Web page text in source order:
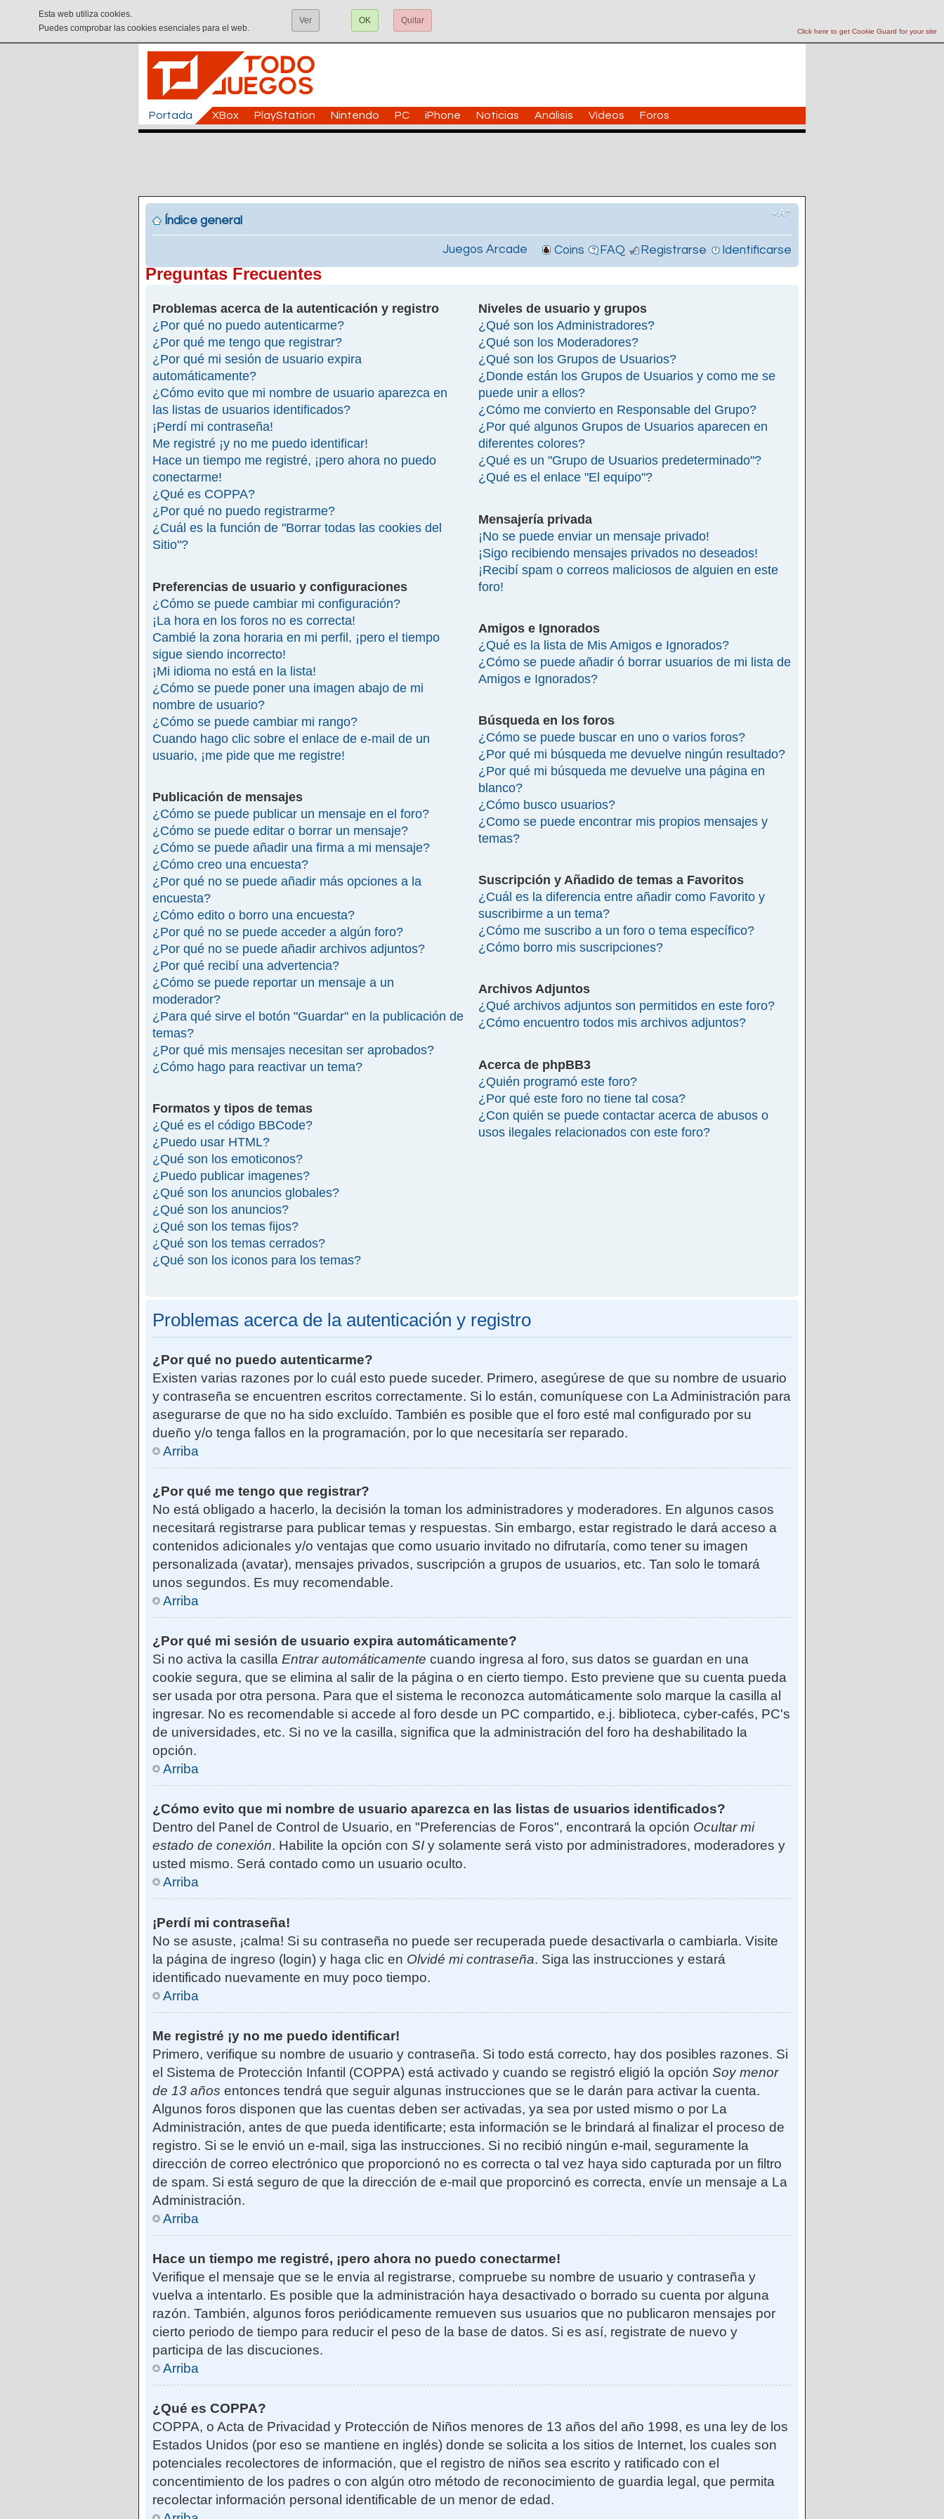
Click here to get Cookie Guard for your site
Esta web utiliza cookies.
Puedes comprobar las cookies esenciales para el web.
Ver OK Quitar
Portada XBox PlayStation Nintendo PC iPhone Noticias Análisis Vídeos Foros
Índice general
Juegos Arcade Coins FAQ Registrarse Identificarse
Preguntas Frecuentes
Problemas acerca de la autenticación y registro
¿Por qué no puedo autenticarme?
¿Por qué me tengo que registrar?
¿Por qué mi sesión de usuario expira
automáticamente?
¿Cómo evito que mi nombre de usuario aparezca en
las listas de usuarios identificados?
¡Perdí mi contraseña!
Me registré ¡y no me puedo identificar!
Hace un tiempo me registré, ¡pero ahora no puedo
conectarme!
¿Qué es COPPA?
¿Por qué no puedo registrarme?
¿Cuál es la función de "Borrar todas las cookies del
Sitio"?
Preferencias de usuario y configuraciones
¿Cómo se puede cambiar mi configuración?
¡La hora en los foros no es correcta!
Cambié la zona horaria en mi perfil, ¡pero el tiempo
sigue siendo incorrecto!
¡Mi idioma no está en la lista!
¿Cómo se puede poner una imagen abajo de mi
nombre de usuario?
¿Cómo se puede cambiar mi rango?
Cuando hago clic sobre el enlace de e-mail de un
usuario, ¡me pide que me registre!
Publicación de mensajes
¿Cómo se puede publicar un mensaje en el foro?
¿Cómo se puede editar o borrar un mensaje?
¿Cómo se puede añadir una firma a mi mensaje?
¿Cómo creo una encuesta?
¿Por qué no se puede añadir más opciones a la
encuesta?
¿Cómo edito o borro una encuesta?
¿Por qué no se puede acceder a algún foro?
¿Por qué no se puede añadir archivos adjuntos?
¿Por qué recibí una advertencia?
¿Cómo se puede reportar un mensaje a un
moderador?
¿Para qué sirve el botón "Guardar" en la publicación de
temas?
¿Por qué mis mensajes necesitan ser aprobados?
¿Cómo hago para reactivar un tema?
Formatos y tipos de temas
¿Qué es el código BBCode?
¿Puedo usar HTML?
¿Qué son los emoticonos?
¿Puedo publicar imagenes?
¿Qué son los anuncios globales?
¿Qué son los anuncios?
¿Qué son los temas fijos?
¿Qué son los temas cerrados?
¿Qué son los iconos para los temas?
Niveles de usuario y grupos
¿Qué son los Administradores?
¿Qué son los Moderadores?
¿Qué son los Grupos de Usuarios?
¿Donde están los Grupos de Usuarios y como me se
puede unir a ellos?
¿Cómo me convierto en Responsable del Grupo?
¿Por qué algunos Grupos de Usuarios aparecen en
diferentes colores?
¿Qué es un "Grupo de Usuarios predeterminado"?
¿Qué es el enlace "El equipo"?
Mensajería privada
¡No se puede enviar un mensaje privado!
¡Sigo recibiendo mensajes privados no deseados!
¡Recibí spam o correos maliciosos de alguien en este
foro!
Amigos e Ignorados
¿Qué es la lista de Mis Amigos e Ignorados?
¿Cómo se puede añadir ó borrar usuarios de mi lista de
Amigos e Ignorados?
Búsqueda en los foros
¿Cómo se puede buscar en uno o varios foros?
¿Por qué mi búsqueda me devuelve ningún resultado?
¿Por qué mi búsqueda me devuelve una página en
blanco?
¿Cómo busco usuarios?
¿Como se puede encontrar mis propios mensajes y
temas?
Suscripción y Añadido de temas a Favoritos
¿Cuál es la diferencia entre añadir como Favorito y
suscribirme a un tema?
¿Cómo me suscribo a un foro o tema específico?
¿Cómo borro mis suscripciones?
Archivos Adjuntos
¿Qué archivos adjuntos son permitidos en este foro?
¿Cómo encuentro todos mis archivos adjuntos?
Acerca de phpBB3
¿Quién programó este foro?
¿Por qué este foro no tiene tal cosa?
¿Con quién se puede contactar acerca de abusos o
usos ilegales relacionados con este foro?
Problemas acerca de la autenticación y registro
¿Por qué no puedo autenticarme?
Existen varias razones por lo cuál esto puede suceder. Primero, asegúrese de que su nombre de usuario
y contraseña se encuentren escritos correctamente. Si lo están, comuníquese con La Administración para
asegurarse de que no ha sido excluído. También es posible que el foro esté mal configurado por su
dueño y/o tenga fallos en la programación, por lo que necesitaría ser reparado.
Arriba
¿Por qué me tengo que registrar?
No está obligado a hacerlo, la decisión la toman los administradores y moderadores. En algunos casos
necesitará registrarse para publicar temas y respuestas. Sin embargo, estar registrado le dará acceso a
contenidos adicionales y/o ventajas que como usuario invitado no difrutaría, como tener su imagen
personalizada (avatar), mensajes privados, suscripción a grupos de usuarios, etc. Tan solo le tomará
unos segundos. Es muy recomendable.
Arriba
¿Por qué mi sesión de usuario expira automáticamente?
Si no activa la casilla Entrar automáticamente cuando ingresa al foro, sus datos se guardan en una
cookie segura, que se elimina al salir de la página o en cierto tiempo. Esto previene que su cuenta pueda
ser usada por otra persona. Para que el sistema le reconozca automáticamente solo marque la casilla al
ingresar. No es recomendable si accede al foro desde un PC compartido, e.j. biblioteca, cyber-cafés, PC's
de universidades, etc. Si no ve la casilla, significa que la administración del foro ha deshabilitado la
opción.
Arriba
¿Cómo evito que mi nombre de usuario aparezca en las listas de usuarios identificados?
Dentro del Panel de Control de Usuario, en "Preferencias de Foros", encontrará la opción Ocultar mi
estado de conexión. Habilite la opción con SI y solamente será visto por administradores, moderadores y
usted mismo. Será contado como un usuario oculto.
Arriba
¡Perdí mi contraseña!
No se asuste, ¡calma! Si su contraseña no puede ser recuperada puede desactivarla o cambiarla. Visite
la página de ingreso (login) y haga clic en Olvidé mi contraseña. Siga las instrucciones y estará
identificado nuevamente en muy poco tiempo.
Arriba
Me registré ¡y no me puedo identificar!
Primero, verifique su nombre de usuario y contraseña. Si todo está correcto, hay dos posibles razones. Si
el Sistema de Protección Infantil (COPPA) está activado y cuando se registró eligió la opción Soy menor
de 13 años entonces tendrá que seguir algunas instrucciones que se le darán para activar la cuenta.
Algunos foros disponen que las cuentas deben ser activadas, ya sea por usted mismo o por La
Administración, antes de que pueda identificarte; esta información se le brindará al finalizar el proceso de
registro. Si se le envió un e-mail, siga las instrucciones. Si no recibió ningún e-mail, seguramente la
dirección de correo electrónico que proporcionó no es correcta o tal vez haya sido capturada por un filtro
de spam. Si está seguro de que la dirección de e-mail que proporcinó es correcta, envíe un mensaje a La
Administración.
Arriba
Hace un tiempo me registré, ¡pero ahora no puedo conectarme!
Verifique el mensaje que se le envia al registrarse, compruebe su nombre de usuario y contraseña y
vuelva a intentarlo. Es posible que la administración haya desactivado o borrado su cuenta por alguna
razón. También, algunos foros periódicamente remueven sus usuarios que no publicaron mensajes por
cierto periodo de tiempo para reducir el peso de la base de datos. Si es así, registrate de nuevo y
participa de las discuciones.
Arriba
¿Qué es COPPA?
COPPA, o Acta de Privacidad y Protección de Niños menores de 13 años del año 1998, es una ley de los
Estados Unidos (por eso se mantiene en inglés) donde se solicita a los sitios de Internet, los cuales son
potenciales recolectores de información, que el registro de niños sea escrito y ratificado con el
concentimiento de los padres o con algún otro método de reconocimiento de guardia legal, que permita
recolectar información personal identificable de un menor de edad.